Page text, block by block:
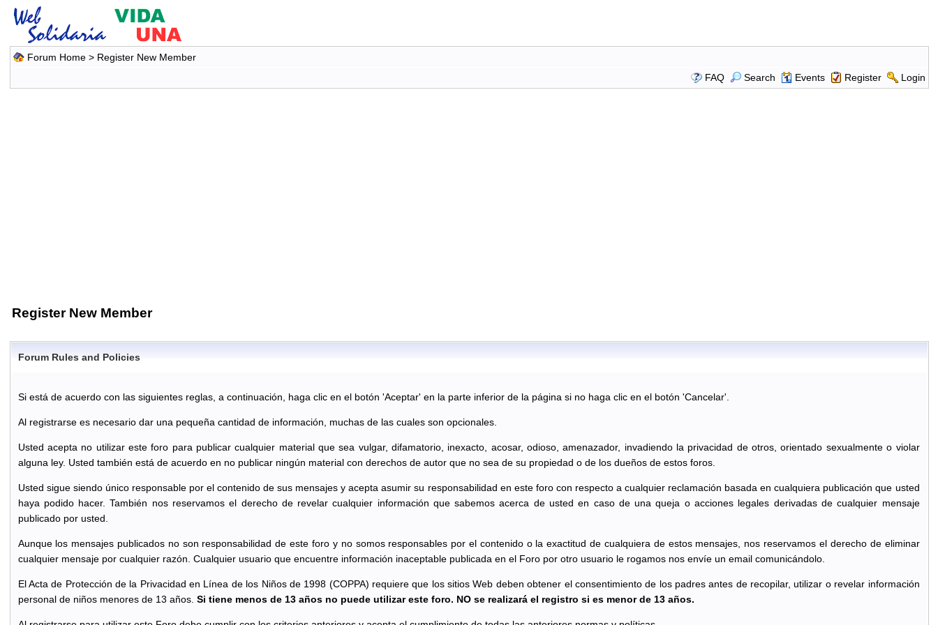
Forum Home> Register New Member
FAQ
Search Events Register Login
Register New Member
Forum Rules and Policies
Si está de acuerdo con las siguientes reglas, a continuación, haga clic en el botón 'Aceptar' en la parte inferior de la página si no haga clic en el botón 'Cancelar'.
Al registrarse es necesario dar una pequeña cantidad de información, muchas de las cuales son opcionales.
Usted acepta no utilizar este foro para publicar cualquier material que sea vulgar, difamatorio, inexacto, acosar, odioso, amenazador, invadiendo la privacidad de otros, orientado sexualmente o violar
alguna ley. Usted también está de acuerdo en no publicar ningún material con derechos de autor que no sea de su propiedad o de los dueños de estos foros.
Usted sigue siendo único responsable por el contenido de sus mensajes y acepta asumir su responsabilidad en este foro con respecto a cualquier reclamación basada en cualquiera publicación que usted
haya podido hacer. También nos reservamos el derecho de revelar cualquier información que sabemos acerca de usted en caso de una queja o acciones legales derivadas de cualquier mensaje
publicado por usted.
Aunque los mensajes publicados no son responsabilidad de este foro y no somos responsables por el contenido o la exactitud de cualquiera de estos mensajes, nos reservamos el derecho de eliminar
cualquier mensaje por cualquier razón. Cualquier usuario que encuentre información inaceptable publicada en el Foro por otro usuario le rogamos nos envíe un email comunicándolo.
El Acta de Protección de la Privacidad en Línea de los Niños de 1998 (COPPA) requiere que los sitios Web deben obtener el consentimiento de los padres antes de recopilar, utilizar o revelar información
personal de niños menores de 13 años. Si tiene menos de 13 años no puede utilizar este foro. NO se realizará el registro si es menor de 13 años.